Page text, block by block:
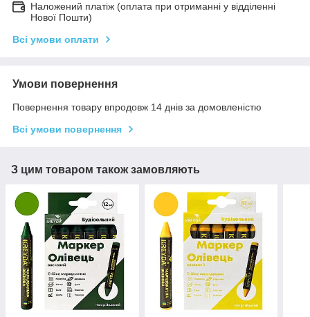
Наложений платіж (оплата при отриманні у відділенні
Нової Пошти)
Всі умови оплати
Умови повернення
Повернення товару впродовж 14 днів за домовленістю
Всі умови повернення
З цим товаром також замовляють